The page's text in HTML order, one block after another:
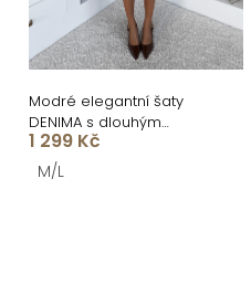
Modré elegantní šaty
DENIMA s dlouhým
rukávem
1 299 Kč
M/L